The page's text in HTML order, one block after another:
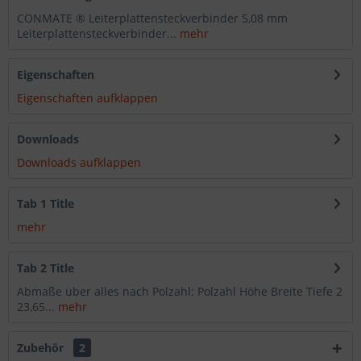
CONMATE ® Leiterplattensteckverbinder 5,08 mm
Leiterplattensteckverbinder... mehr
Eigenschaften
Eigenschaften aufklappen
Downloads
Downloads aufklappen
Tab 1 Title
mehr
Tab 2 Title
Abmaße über alles nach Polzahl: Polzahl Höhe Breite Tiefe 2
23,65... mehr
Zubehör 2